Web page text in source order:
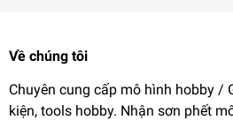
Về chúng tôi
Chuyên cung cấp mô hình hobby /
kiện, tools hobby. Nhận sơn phết